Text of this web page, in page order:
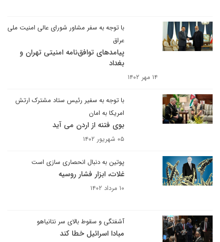
با توجه به سفر مشاور شورای عالی امنیت ملی
عراق
پیامدهای توافق‌نامه امنیتی تهران و
بغداد
۱۴ مهر ۱۴۰۲
با توجه به سفیر رئیس ستاد مشترک ارتش
امریکا به امان
بوی فتنه از اردن می آید
۰۵ شهریور ۱۴۰۲
پوتین به دنبال انحصاری سازی است
غلات، ابزار فشار روسیه
۱۰ مرداد ۱۴۰۲
آشفتگی و سقوط بالای سر نتانیاهو
مبادا اسرائیل خطا کند